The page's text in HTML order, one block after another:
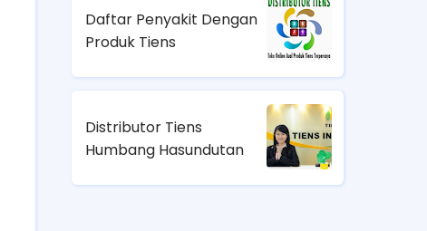
Daftar Penyakit Dengan
Produk Tiens
Distributor Tiens
Humbang Hasundutan